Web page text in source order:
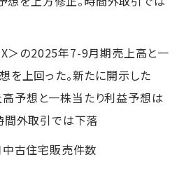
＞の2025年7-9月期売上高と一
を上回った。新たに開示した
予想と一株当たり利益予想は
間外取引では下落
古住宅販売件数